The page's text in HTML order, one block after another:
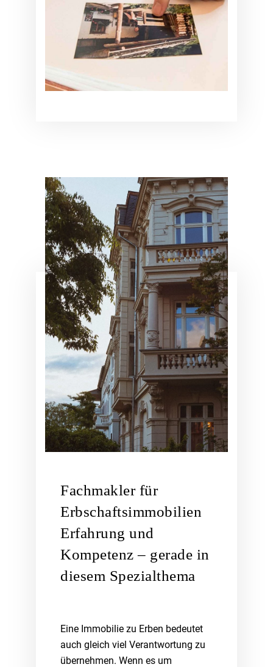
Fachmakler für
Erbschaftsimmobilien
Erfahrung und
Kompetenz – gerade in
diesem Spezialthema
Eine Immobilie zu Erben bedeutet
auch gleich viel Verantwortung zu
übernehmen. Wenn es um